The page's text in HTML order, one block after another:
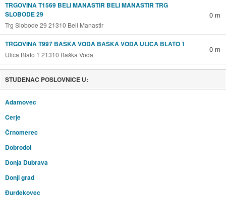
TRGOVINA T1569 BELI MANASTIR BELI MANASTIR TRG
SLOBODE 29
Trg Slobode 29 21310 Beli Manastir
0 m
TRGOVINA T997 BAŠKA VODA BAŠKA VODA ULICA BLATO 1
Ulica Blato 1 21310 Baška Voda
0 m
STUDENAC POSLOVNICE U:
Adamovec
Cerje
Črnomerec
Dobrodol
Donja Dubrava
Donji grad
Đurđekovec